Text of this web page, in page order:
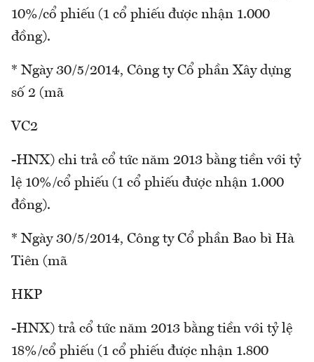
10%/cổ phiếu (1 cổ phiếu được nhận 1.000
đồng).
* Ngày 30/5/2014, Công ty Cổ phần Xây dựng
số 2 (mã
VC2
-HNX) chi trả cổ tức năm 2013 bằng tiền với tỷ
lệ 10%/cổ phiếu (1 cổ phiếu được nhận 1.000
đồng).
* Ngày 30/5/2014, Công ty Cổ phần Bao bì Hà
Tiên (mã
HKP
-HNX) trả cổ tức năm 2013 bằng tiền với tỷ lệ
18%/cổ phiếu (1 cổ phiếu được nhận 1.800